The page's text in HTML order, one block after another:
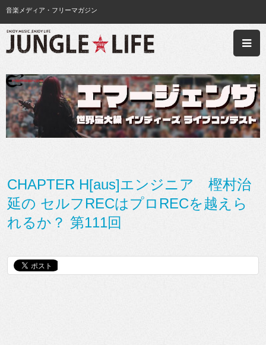
音楽メディア・フリーマガジン
CHAPTER H[aus]エンジニア 樫村治
延の セルフRECはプロRECを越えら
れるか？ 第111回